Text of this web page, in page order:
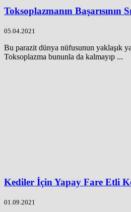
Toksoplazmanın Başarısının
05.04.2021
Bu parazit dünya nüfusunun yaklaşık
Toksoplazma bununla da kalmayıp ...
Kediler İçin Yapay Fare Etli
01.09.2021